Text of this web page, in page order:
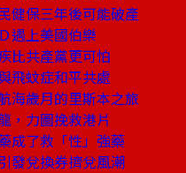
健保三年後可能破產
遇上美國伯樂
比共產黨更可怕
飛蚊症和平共處
海歲月的里斯本之旅
，力圖挽救港片
成了救「性」強藥
發兌換券擠兌風潮